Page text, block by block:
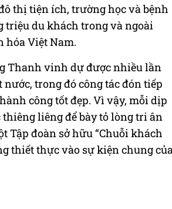
thị tiện ích, trường học và bệnh
triệu du khách trong và ngoài
hóa Việt Nam.
Thanh vinh dự được nhiều lần
trong đó công tác đón tiếp
công tốt đẹp. Vì vậy, mỗi dịp
liêng để bày tỏ lòng tri ân
Tập đoàn sở hữu “Chuỗi khách
thiết thực vào sự kiện chung